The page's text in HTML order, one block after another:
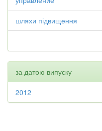
шляхи підвищення
за датою випуску
2012